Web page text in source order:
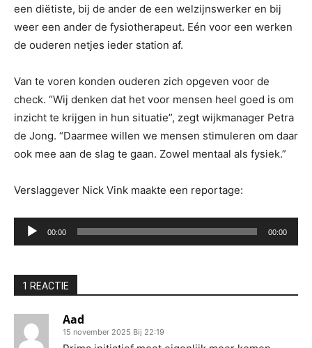
een diëtiste, bij de ander de een welzijnswerker en bij
weer een ander de fysiotherapeut. Eén voor een werken
de ouderen netjes ieder station af.
Van te voren konden ouderen zich opgeven voor de
check. “Wij denken dat het voor mensen heel goed is om
inzicht te krijgen in hun situatie”, zegt wijkmanager Petra
de Jong. “Daarmee willen we mensen stimuleren om daar
ook mee aan de slag te gaan. Zowel mentaal als fysiek.”
Verslaggever Nick Vink maakte een reportage:
Audiospeler
00:00 00:00
1 REACTIE
Aad
15 november 2025 Bij 22:19